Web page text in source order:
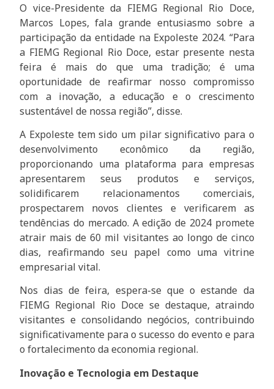
O vice-Presidente da FIEMG Regional Rio Doce,
Marcos Lopes, fala grande entusiasmo sobre a
participação da entidade na Expoleste 2024. “Para
a FIEMG Regional Rio Doce, estar presente nesta
feira é mais do que uma tradição; é uma
oportunidade de reafirmar nosso compromisso
com a inovação, a educação e o crescimento
sustentável de nossa região”, disse.
A Expoleste tem sido um pilar significativo para o
desenvolvimento econômico da região,
proporcionando uma plataforma para empresas
apresentarem seus produtos e serviços,
solidificarem relacionamentos comerciais,
prospectarem novos clientes e verificarem as
tendências do mercado. A edição de 2024 promete
atrair mais de 60 mil visitantes ao longo de cinco
dias, reafirmando seu papel como uma vitrine
empresarial vital.
Nos dias de feira, espera-se que o estande da
FIEMG Regional Rio Doce se destaque, atraindo
visitantes e consolidando negócios, contribuindo
significativamente para o sucesso do evento e para
o fortalecimento da economia regional.
Inovação e Tecnologia em Destaque